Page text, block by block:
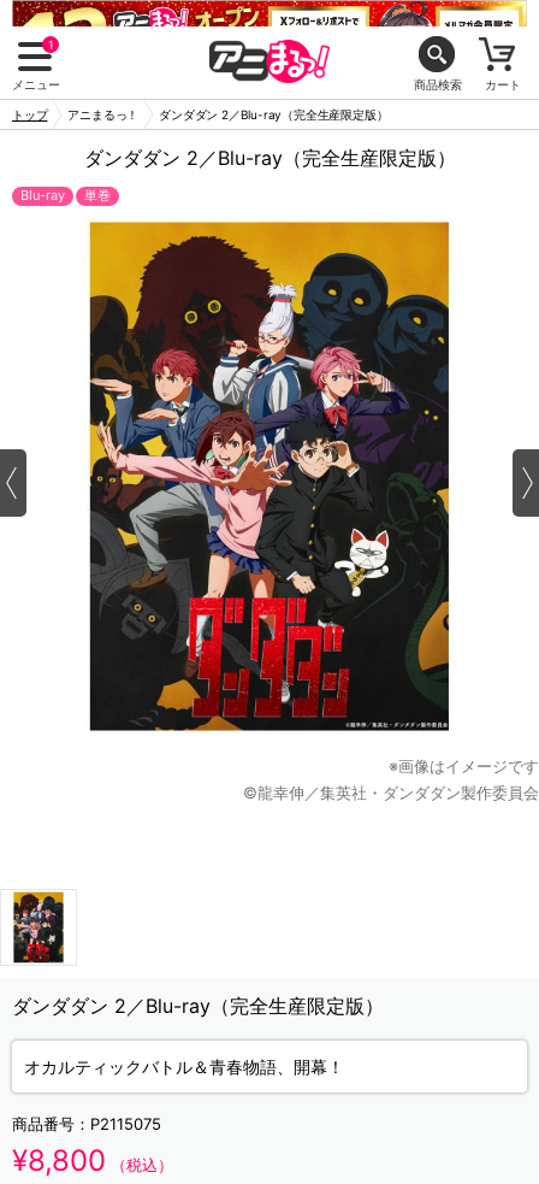
1
メニュー 商品検索 カート
トップ アニまるっ！ ダンダダン 2／Blu-ray（完全生産限定版）
ダンダダン 2／Blu-ray（完全生産限定版）
Blu-ray 単巻
※画像はイメージです
©龍幸伸／集英社・ダンダダン製作委員会
ダンダダン 2／Blu-ray（完全生産限定版）
オカルティックバトル＆青春物語、開幕！
商品番号： P2115075
¥8,800 （税込）